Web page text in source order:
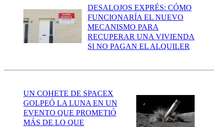
DESALOJOS EXPRÉS: CÓMO
FUNCIONARÍA EL NUEVO
MECANISMO PARA
RECUPERAR UNA VIVIENDA
SI NO PAGAN EL ALQUILER
UN COHETE DE SPACEX
GOLPEÓ LA LUNA EN UN
EVENTO QUE PROMETIÓ
MÁS DE LO QUE